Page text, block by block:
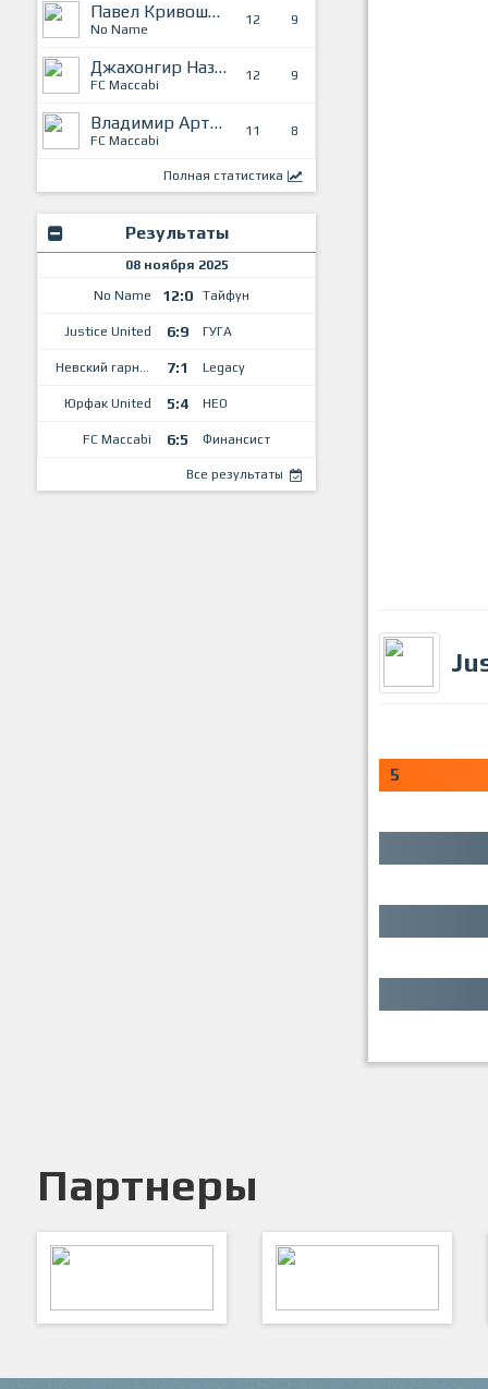
Павел Кривошеин
No Name
12 9
Джахонгир Назаров
FC Maccabi
12 9
Владимир Артёмов
FC Maccabi
11 8
Полная статистика
Результаты
08 ноября 2025
No Name
12:0 Тайфун
Justice United 6:9 ГУГА
Невский гарнизон 7:1 Legacy
Юрфак United 5:4 НЕО
FC Maccabi 6:5 Финансист
Все результаты
5
Партнеры